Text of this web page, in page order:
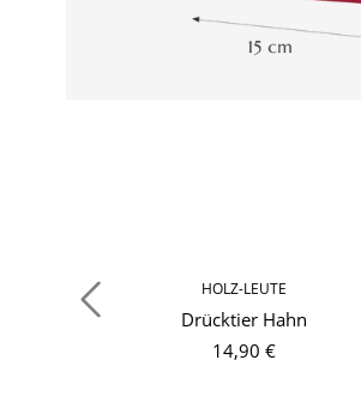
HOLZ-LEUTE
Drücktier Hahn
14,90 €